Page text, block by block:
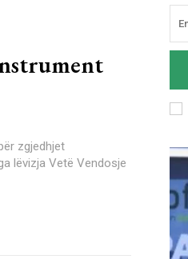
lëvizja Vetë Vendosje